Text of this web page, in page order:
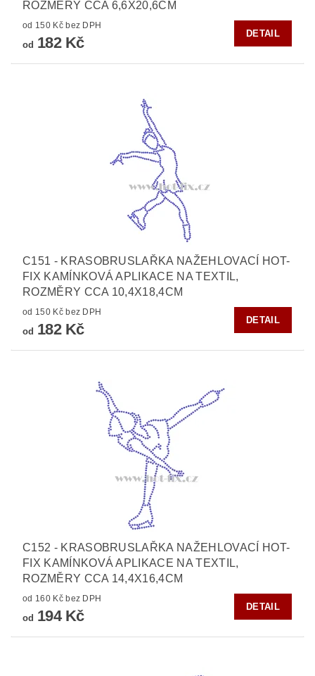
ROZMĚRY CCA 6,6X20,6CM
od 150 Kč bez DPH
od 182 Kč
DETAIL
C151 - KRASOBRUSLAŘKA NAŽEHLOVACÍ HOT-
FIX KAMÍNKOVÁ APLIKACE NA TEXTIL,
ROZMĚRY CCA 10,4X18,4CM
od 150 Kč bez DPH
od 182 Kč
DETAIL
C152 - KRASOBRUSLAŘKA NAŽEHLOVACÍ HOT-
FIX KAMÍNKOVÁ APLIKACE NA TEXTIL,
ROZMĚRY CCA 14,4X16,4CM
od 160 Kč bez DPH
od 194 Kč
DETAIL